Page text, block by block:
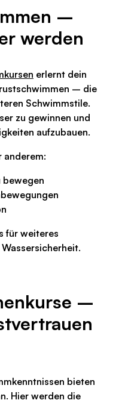
–
werden
erlernt dein
– die
Schwimmstile.
zu gewinnen und
aufzubauen.
anderem:
bewegen
für weiteres
–
bieten
Hier werden die